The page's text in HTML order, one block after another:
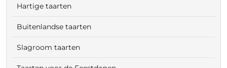
Hartige taarten
Buitenlandse taarten
Slagroom taarten